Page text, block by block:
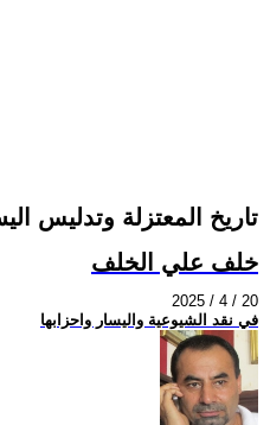
تاريخ المعتزلة وتدليس
خلف علي الخلف
2025 / 4 / 20
في نقد الشيوعية واليسار واحزابها